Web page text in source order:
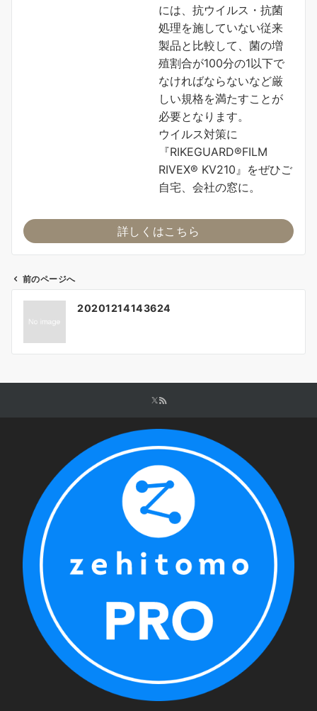
には、抗ウイルス・抗菌
処理を施していない従来
製品と比較して、菌の増
殖割合が100分の1以下で
なければならないなど厳
しい規格を満たすことが
必要となります。
ウイルス対策に
『RIKEGUARD®FILM
RIVEX® KV210』をぜひご
自宅、会社の窓に。
詳しくはこちら
ビ
ー
前のページへ
20201214143624